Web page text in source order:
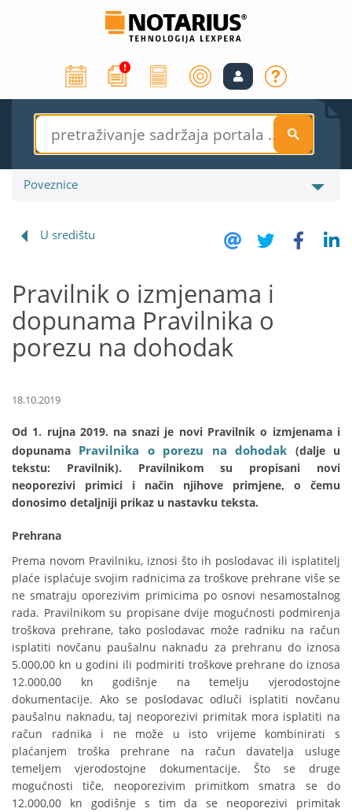
S
Poveznice
U središtu
Pravilnik o izmjenama i
dopunama Pravilnika o
porezu na dohodak
18.10.2019
Od 1. rujna 2019. na snazi je novi Pravilnik o izmjenama i
dopunama Pravilnika o porezu na dohodak (dalje u
tekstu: Pravilnik). Pravilnikom su propisani novi
neoporezivi primici i način njihove primjene, o čemu
donosimo detaljniji prikaz u nastavku teksta.
Prehrana
Prema novom Pravilniku, iznosi što ih poslodavac ili isplatitelj
plaće isplaćuje svojim radnicima za troškove prehrane više se
ne smatraju oporezivim primicima po osnovi nesamostalnog
rada. Pravilnikom su propisane dvije mogućnosti podmirenja
troškova prehrane, tako poslodavac može radniku na račun
isplatiti novčanu paušalnu naknadu za prehranu do iznosa
5.000,00 kn u godini ili podmiriti troškove prehrane do iznosa
12.000,00 kn godišnje na temelju vjerodostojne
dokumentacije. Ako se poslodavac odluči isplatiti novčanu
paušalnu naknadu, taj neoporezivi primitak mora isplatiti na
račun radnika i ne može u isto vrijeme kombinirati s
plaćanjem troška prehrane na račun davatelja usluge
temeljem vjerodostojne dokumentacije. Što se druge
mogućnosti tiče, neoporezivim primitkom smatra se do
12.000,00 kn godišnje s tim da se neoporezivi primitak